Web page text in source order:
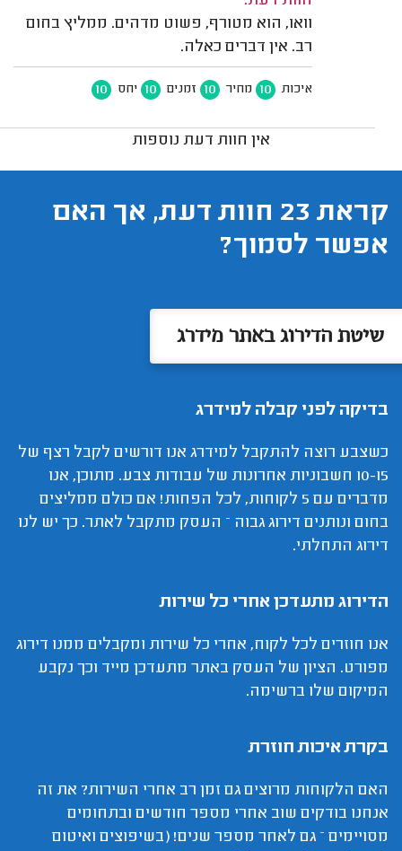
וואו, הוא מטורף, פשוט מדהים. ממליץ בחום
רב. אין דברים כאלה.
איכות 10 מחיר 10 זמנים 10 יחס 10
אין חוות דעת נוספות
קראת 23 חוות דעת, אך האם
אפשר לסמוך?
שיטת הדירוג באתר מידרג
בדיקה לפני קבלה למידרג
כשצבע רוצה להתקבל למידרג אנו דורשים לקבל רצף של
10-15 חשבוניות אחרונות של עבודות צבע. מתוכן, אנו
מדברים עם 5 לקוחות, לכל הפחות! אם כולם ממליצים
בחום ונותנים דירוג גבוה – העסק מתקבל לאתר. כך יש לנו
דירוג התחלתי.
הדירוג מתעדכן אחרי כל שירות
אנו חוזרים לכל לקוח, אחרי כל שירות ומקבלים ממנו דירוג
מפורט. הציון של העסק באתר מתעדכן מייד וכך נקבע
המיקום שלו ברשימה.
בקרת איכות חוזרת
האם הלקוחות מרוצים גם זמן רב אחרי השירות? את זה
אנחנו בודקים שוב אחרי מספר חודשים ובתחומים
מסויימים – גם לאחר מספר שנים! (בשיפוצים ואיטום